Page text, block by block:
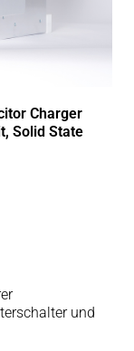
Charger
Solid State
und